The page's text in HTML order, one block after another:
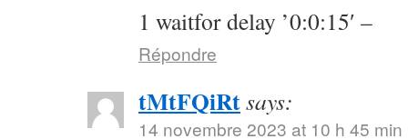
1 waitfor delay ’0:0:15′ –
Répondre
tMtFQiRtsays:
14 novembre 2023 at 10 h 45 min